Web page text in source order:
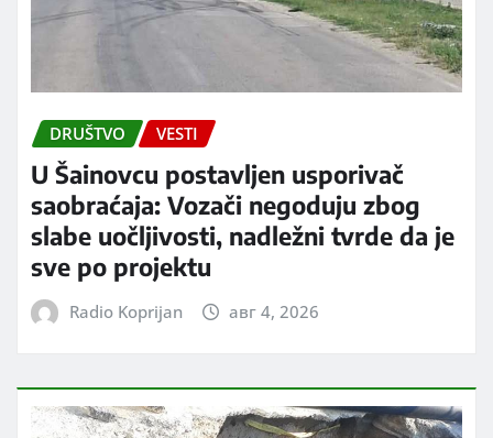
DRUŠTVO VESTI
U Šainovcu postavljen usporivač
saobraćaja: Vozači negoduju zbog
slabe uočljivosti, nadležni tvrde da je
sve po projektu
Radio Koprijan авг 4, 2026